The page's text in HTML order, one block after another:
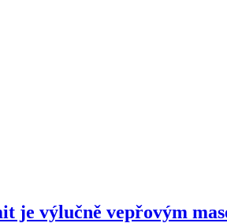
je výlučně vepřovým